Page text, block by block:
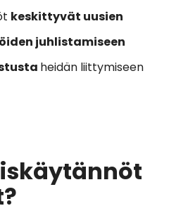
keskittyvät uusien
juhlistamiseen
heidän liittymiseen